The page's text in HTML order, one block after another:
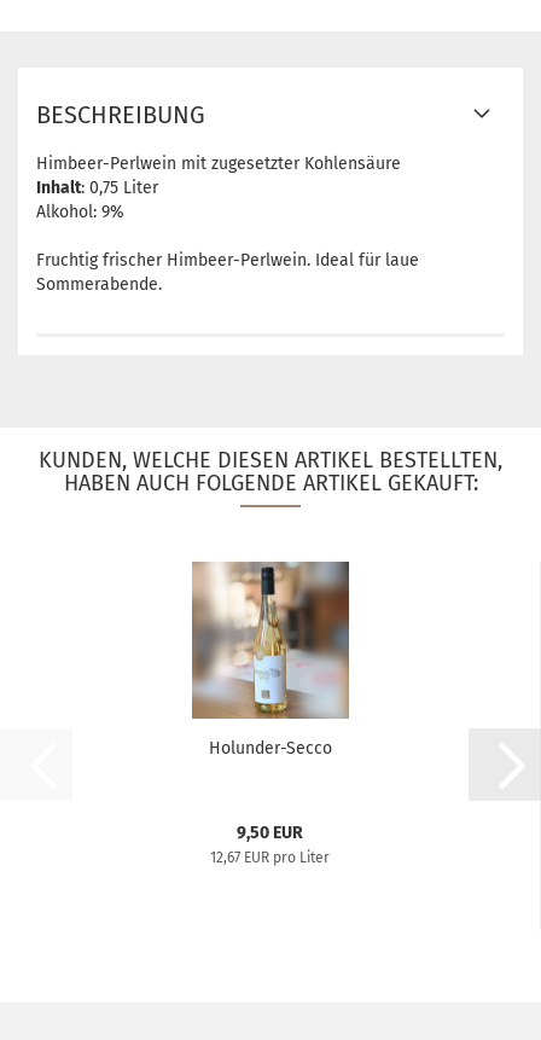
BESCHREIBUNG
Himbeer-Perlwein mit zugesetzter Kohlensäure
Inhalt: 0,75 Liter
Alkohol: 9%
Fruchtig frischer Himbeer-Perlwein. Ideal für laue
Sommerabende.
KUNDEN, WELCHE DIESEN ARTIKEL BESTELLTEN,
HABEN AUCH FOLGENDE ARTIKEL GEKAUFT:
Holunder-​​Secco
9,50 EUR
12,67 EUR pro Liter